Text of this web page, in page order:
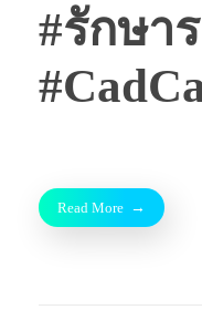
#รักษา
Read More